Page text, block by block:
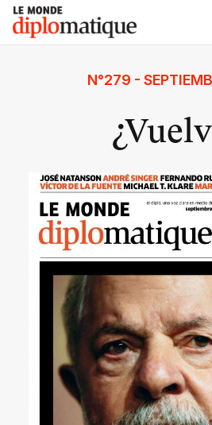
Skip
content
Le monde diplomatique
N°279 -